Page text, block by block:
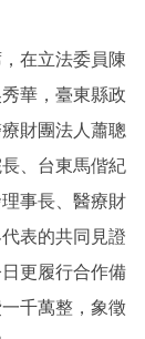
在立法委員陳
華，臺東縣政
財團法人蕭聰
、台東馬偕紀
事長、醫療財
表的共同見證
更履行合作備
千萬整，象徵